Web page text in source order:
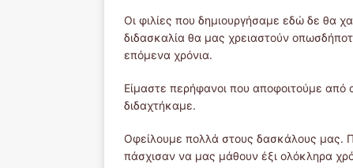
Οι φιλίες που δημιουργήσαμε εδώ δε θα
διδασκαλία θα μας χρειαστούν
επόμενα χρόνια.
Είμαστε περήφανοι που αποφοιτούμε από
διδαχτήκαμε.
Οφείλουμε πολλά στους δασκάλους μας.
πάσχισαν να μας μάθουν έξι ολόκληρα